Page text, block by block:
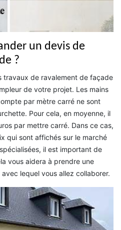
un devis de
?
travaux de ravalement de façade
de votre projet. Les mains
par mètre carré ne sont
Pour cela, en moyenne, il
par mettre carré. Dans ce cas,
qui sont affichés sur le marché
il est important de
vous aidera à prendre une
lequel vous allez collaborer.